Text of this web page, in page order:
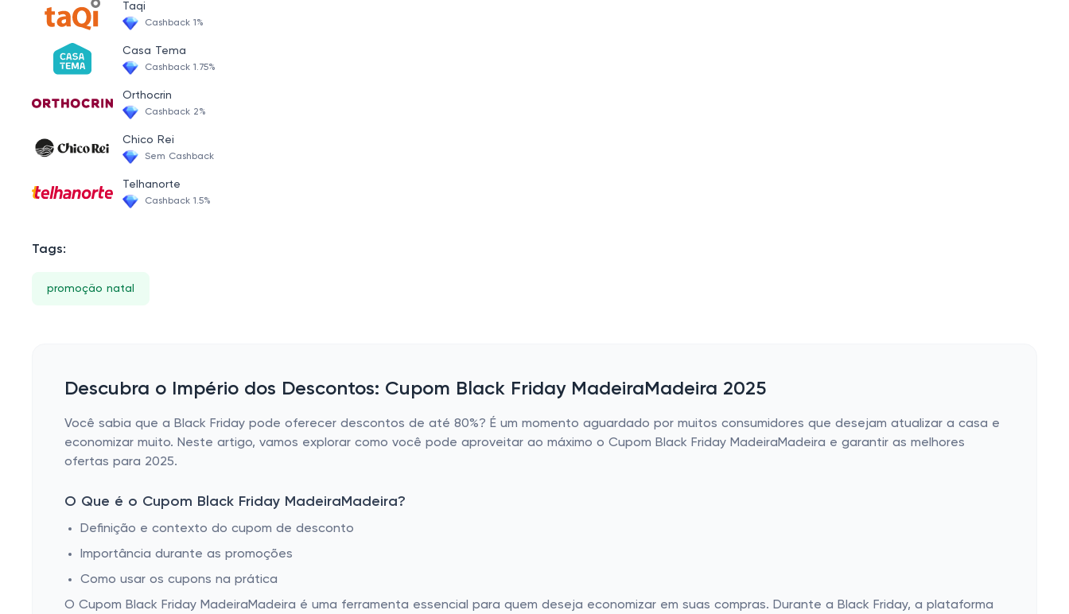
Taqi
Cashback 1%
Casa Tema
Cashback 1.75%
Orthocrin
Cashback 2%
Chico Rei
Sem Cashback
Telhanorte
Cashback 1.5%
Tags:
promoção natal
Descubra o Império dos Descontos: Cupom Black Friday MadeiraMadeira 2025
Você sabia que a Black Friday pode oferecer descontos de até 80%? É um momento aguardado por muitos consumidores que desejam atualizar a casa e
economizar muito. Neste artigo, vamos explorar como você pode aproveitar ao máximo o Cupom Black Friday MadeiraMadeira e garantir as melhores
ofertas para 2025.
O Que é o Cupom Black Friday MadeiraMadeira?
Definição e contexto do cupom de desconto
Importância durante as promoções
Como usar os cupons na prática
O Cupom Black Friday MadeiraMadeira é uma ferramenta essencial para quem deseja economizar em suas compras. Durante a Black Friday, a plataforma